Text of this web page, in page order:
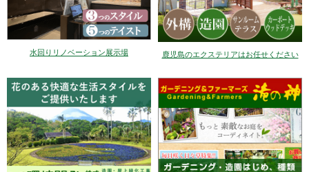
水回りリノベーション展示場 鹿児島のエクステリアはお任せください